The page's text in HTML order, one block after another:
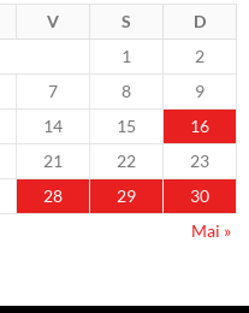
V S
D
1
2
7 8
9
14 15
16
21 22
23
28 29
30
Mai »